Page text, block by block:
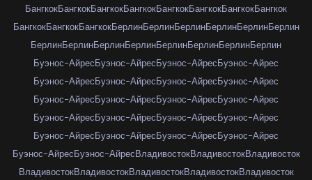
БангкокБангкокБангкокБангкокБангкокБангкокБангкокБангкок
БангкокБангкокБангкокБерлинБерлинБерлинБерлинБерлинБерлин
БерлинБерлинБерлинБерлинБерлинБерлинБерлинБерлин
Буэнос-АйресБуэнос-АйресБуэнос-АйресБуэнос-Айрес
Буэнос-АйресБуэнос-АйресБуэнос-АйресБуэнос-Айрес
Буэнос-АйресБуэнос-АйресБуэнос-АйресБуэнос-Айрес
Буэнос-АйресБуэнос-АйресБуэнос-АйресБуэнос-Айрес
Буэнос-АйресБуэнос-АйресБуэнос-АйресБуэнос-Айрес
Буэнос-АйресБуэнос-АйресВладивостокВладивостокВладивосток
ВладивостокВладивостокВладивостокВладивостокВладивосток